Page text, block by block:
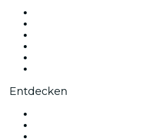
Entdecken